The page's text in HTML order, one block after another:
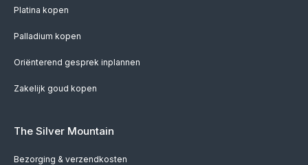
Platina kopen
Palladium kopen
Oriënterend gesprek inplannen
Zakelijk goud kopen
The Silver Mountain
Bezorging & verzendkosten